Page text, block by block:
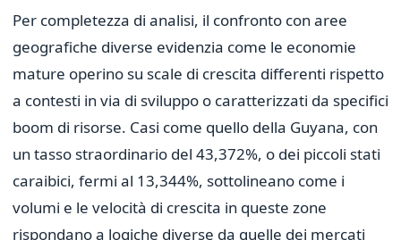
Per completezza di analisi, il confronto con aree
geografiche diverse evidenzia come le economie
mature operino su scale di crescita differenti rispetto
a contesti in via di sviluppo o caratterizzati da specifici
boom di risorse. Casi come quello della Guyana, con
un tasso straordinario del 43,372%, o dei piccoli stati
caraibici, fermi al 13,344%, sottolineano come i
volumi e le velocità di crescita in queste zone
rispondano a logiche diverse da quelle dei mercati